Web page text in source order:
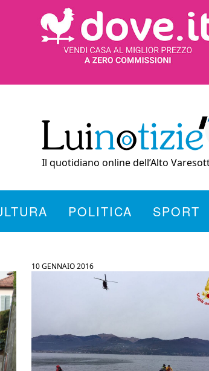
Il quotidiano online dell’Alto
POLITICA SPORT
10 GENNAIO 2016